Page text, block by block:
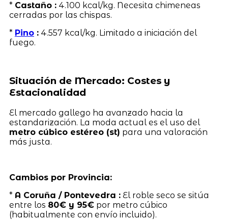
* Castaño :4.100 kcal/kg. Necesita chimeneas
cerradas por las chispas.
* Pino:4.557 kcal/kg. Limitado a iniciación del
fuego.
Situación de Mercado: Costes y
Estacionalidad
El mercado gallego ha avanzado hacia la
estandarización. La moda actual es el uso del
metro cúbico estéreo (st) para una valoración
más justa.
Cambios por Provincia:
* A Coruña / Pontevedra :El roble seco se sitúa
entre los 80€ y 95€por metro cúbico
(habitualmente con envío incluido).